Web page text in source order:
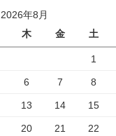
2026年8月
木 金 土
1
6 7 8
13 14 15
20 21 22